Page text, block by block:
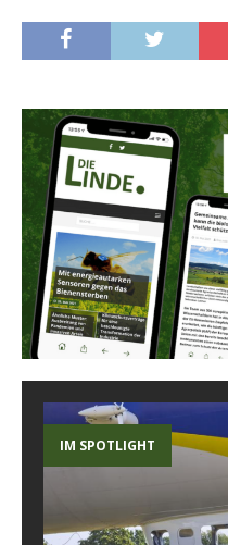
IM SPOTLIGHT